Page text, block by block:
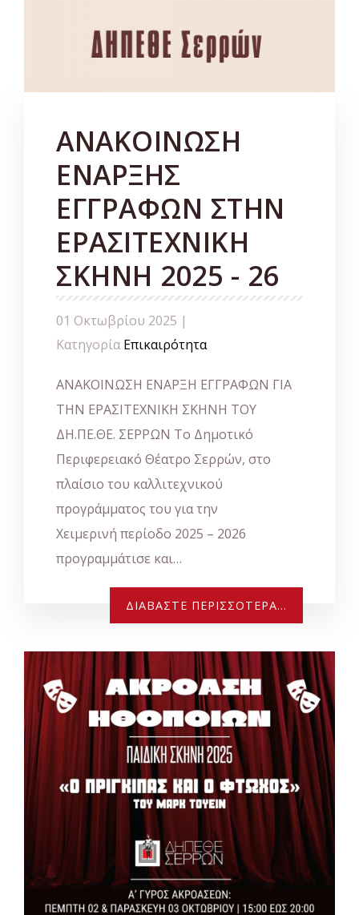
ΑΝΑΚΟΙΝΩΣΗ
ΕΝΑΡΞΗΣ
ΕΓΓΡΑΦΩΝ ΣΤΗΝ
ΕΡΑΣΙΤΕΧΝΙΚΗ
ΣΚΗΝΗ 2025 - 26
01 Οκτωβρίου 2025 |
Κατηγορία Επικαιρότητα
ΑΝΑΚΟΙΝΩΣΗ ΕΝΑΡΞΗ ΕΓΓΡΑΦΩΝ ΓΙΑ
ΤΗΝ ΕΡΑΣΙΤΕΧΝΙΚΗ ΣΚΗΝΗ ΤΟΥ
ΔΗ.ΠΕ.ΘΕ. ΣΕΡΡΩΝ Το Δημοτικό
Περιφερειακό Θέατρο Σερρών, στο
πλαίσιο του καλλιτεχνικού
προγράμματος του για την
Χειμερινή περίοδο 2025 – 2026
προγραμμάτισε και…
ΔΙΑΒΆΣΤΕ ΠΕΡΙΣΣΌΤΕΡΑ...